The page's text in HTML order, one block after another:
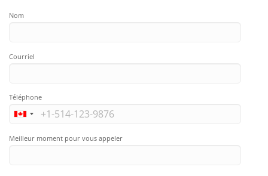
Nom
Courriel
Téléphone
Meilleur moment pour vous appeler